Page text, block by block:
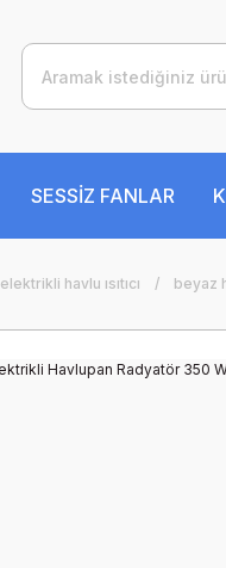
SESSİZ FANLAR
elektrikli havlu ısıtıcı beyaz